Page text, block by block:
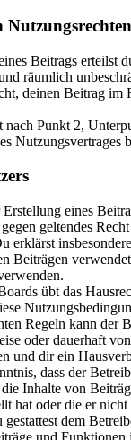
Beitrags erteilst
räumlich
deinen Beitrag im
nach Punkt 2,
Nutzungsvertrages
eines
geltendes
erklärst
Beiträgen
übt das
Regeln kann der
oder dauerhaft
und dir ein
dass der
Inhalte von
hat oder die er
dem
und Funktionen